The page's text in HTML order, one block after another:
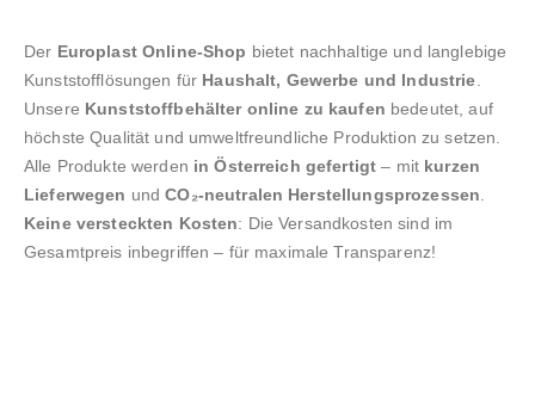
Der Europlast Online-Shop bietet nachhaltige und langlebige
Kunststofflösungen für Haushalt, Gewerbe und Industrie
Unsere Kunststoffbehälter online zu kaufen bedeutet, auf
höchste Qualität und umweltfreundliche Produktion zu setzen.
Alle Produkte werden in Österreich gefertigt – mit kurzen
Lieferwegen undCO₂-neutralen Herstellungsprozessen
Keine versteckten Kosten: Die Versandkosten sind im
Gesamtpreis inbegriffen – für maximale Transparenz!